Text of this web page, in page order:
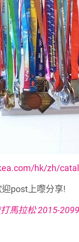
hk/zh/
post上嚟分享!
馬拉松 2015-2099